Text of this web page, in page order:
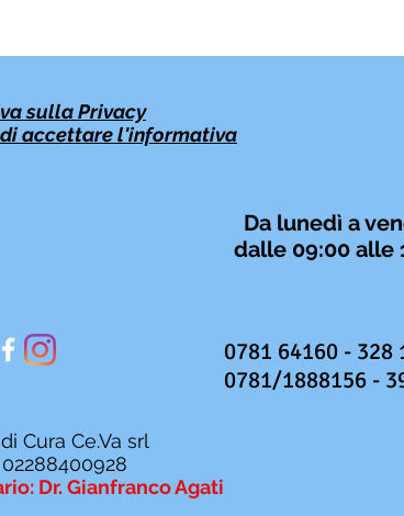
sulla Privacy
di accettare l'informativa
Da lunedì a
dalle 09:00 alle
0781 64160 - 328
0781/1888156 -
Cura Ce.Va srl
02288400928
Dr. Gianfranco Agati